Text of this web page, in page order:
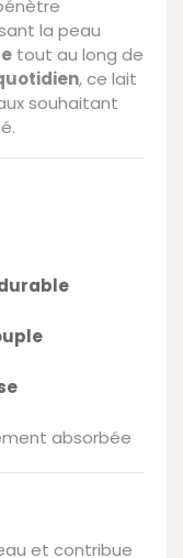
la peau
tout au long de
, ce lait
souhaitant
absorbée
et contribue